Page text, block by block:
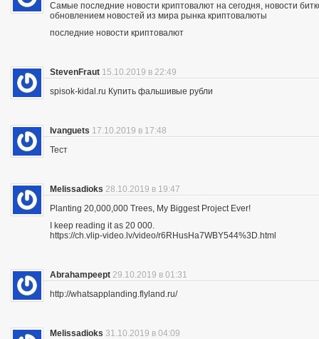
Самые последние новости криптовалют на сегодня, новости
обновлением новостей из мира рынка криптовалюты
последние новости криптовалют
StevenFraut 15.10.2019 в 22:49
spisok-kidal.ru Купить фальшивые рубли
Ivanguets 17.10.2019 в 17:48
Тест
Melissadioks 28.10.2019 в 19:47
Planting 20,000,000 Trees, My Biggest Project Ever!
I keep reading it as 20 000.
https://ch.vlip-video.lv/video/r6RHusHa7WBY544%3D.html
Abrahampeept 29.10.2019 в 01:31
http://whatsapplanding.flyland.ru/
Melissadioks 31.10.2019 в 04:09